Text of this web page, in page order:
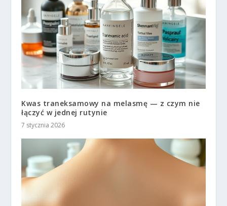
Kwas traneksamowy na melasmę — z czym nie
łączyć w jednej rutynie
7 stycznia 2026